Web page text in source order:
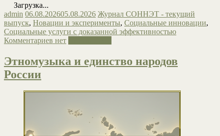
Загрузка...
admin 06.08.202605.08.2026 Журнал СОННЭТ - текущий
выпуск, Новации и эксперименты, Социальные инновации,
Социальные услуги с доказанной эффективностью
Комментариев нет
Этномузыка и единство народов
России